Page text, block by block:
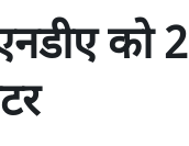
एनडीए